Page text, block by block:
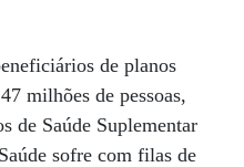
de planos
milhões de pessoas,
de Saúde Suplementar
sofre com filas de